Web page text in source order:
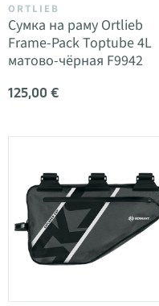
ORTLIEB
Сумка на раму Ortlieb
Frame-Pack Toptube 4L
матово-чёрная F9942
125,00 €